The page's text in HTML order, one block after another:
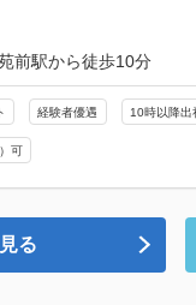
前駅から徒歩10分
経験者優遇 10時以降出
可
る